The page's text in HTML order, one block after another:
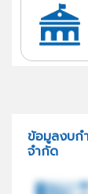
ข้อมูลงบก
จำกัด